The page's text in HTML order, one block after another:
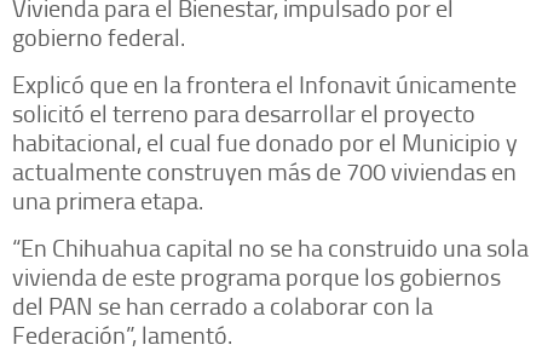
Vivienda para el Bienestar, impulsado por el
gobierno federal.
Explicó que en la frontera el Infonavit únicamente
solicitó el terreno para desarrollar el proyecto
habitacional, el cual fue donado por el Municipio y
actualmente construyen más de 700 viviendas en
una primera etapa.
“En Chihuahua capital no se ha construido una sola
vivienda de este programa porque los gobiernos
del PAN se han cerrado a colaborar con la
Federación”, lamentó.